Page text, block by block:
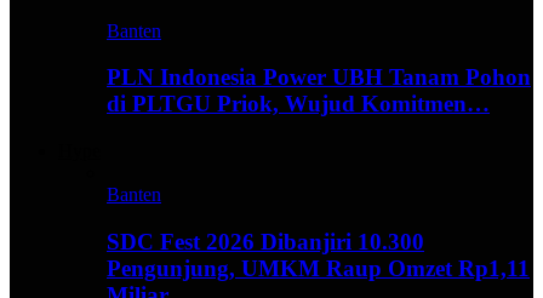
Banten
PLN Indonesia Power UBH Tanam Pohon
di PLTGU Priok, Wujud Komitmen…
Banten
SDC Fest 2026 Dibanjiri 10.300
Pengunjung, UMKM Raup Omzet Rp1,11